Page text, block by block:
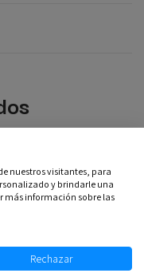
nuestros visitantes, para
y brindarle una
más información sobre las
Rechazar